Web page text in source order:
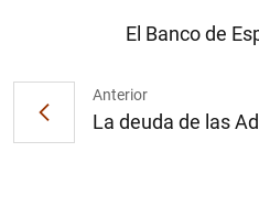
Anterior
La deuda de las
El Banco de